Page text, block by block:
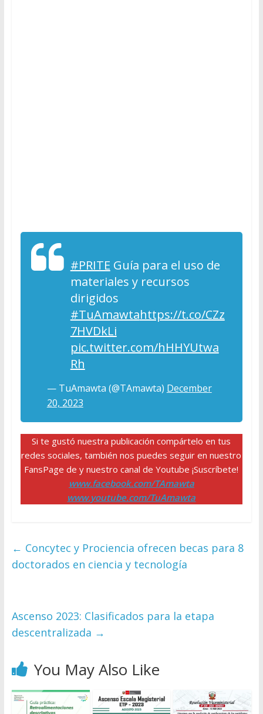
#PRITE Guía para el uso de
materiales y recursos
dirigidos
#TuAmawtahttps://t.co/CZz
7HVDkLi
pic.twitter.com/hHHYUtwa
Rh
— TuAmawta (@TAmawta) December
20, 2023
Si te gustó nuestra publicación compártelo en tus
redes sociales, también nos puedes seguir en nuestro
FansPage de y nuestro canal de Youtube ¡Suscríbete!
www.facebook.com/TAmawta
www.youtube.com/TuAmawta
← Concytec y Prociencia ofrecen becas para 8
doctorados en ciencia y tecnología
Ascenso 2023: Clasificados para la etapa
descentralizada →
You May Also Like